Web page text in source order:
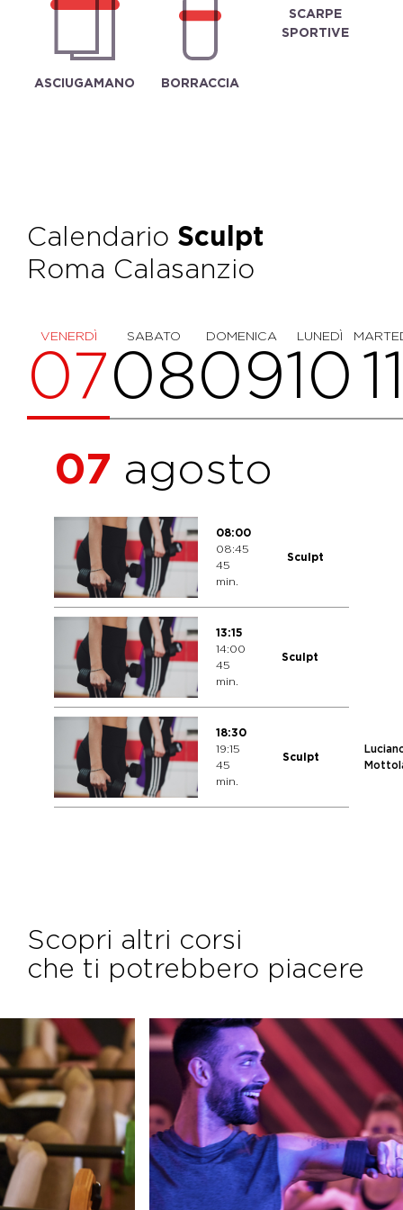
ASCIUGAMANO BORRACCIA
SCARPE
SPORTIVE
Calendario Sculpt
Roma Calasanzio
VENERDÌ
07 SABATO
08 DOMENICA
09 LUNEDÌ
10
07 agosto
08:00
08:45
45
min.
Sculpt
13:15
14:00
45
min.
Sculpt
18:30
19:15
45
min.
Sculpt
Scopri altri corsi
che ti potrebbero piacere